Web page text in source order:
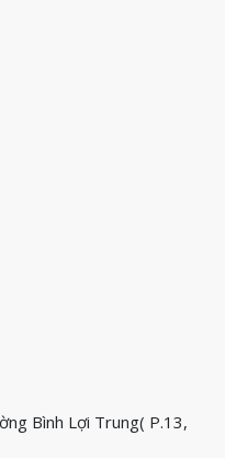
Bình Lợi Trung( P.13,